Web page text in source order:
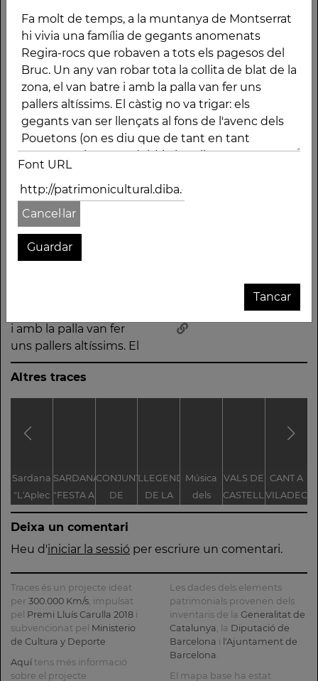
Font URL
Cancel·lar
Tancar
Roques anomenades
Pallers de pedra, a la
muntanya de
Montserrat
Descripció
Fa molt de temps, a la
Montserrat hi vivia una
família de gegants
anomenats Regira-
rocs que robaven a
tots els pagesos del
i amb la palla van fer
uns pallers altíssims. El
càstig no va trigar: els
llençats al fons de
l'avenc dels Pouetons
(on es diu que de tant
en tant ressonen els
seus udols) i els pallers
poden veure avui dia.
Altres traces
Sardana
"L'Aplec
d'Artés"
SARDANA
"FESTA A
CASTELLET"
CONJUNT
DE
LLEGENDES
VINCULADES
AL CAMÍ
LLEGENDA
DE LA
TROBALLA
MARE
CASTELLET
Música
dels
Pastorets
VALS DE
CASTELLET
CANT A
Deixa un comentari
Heu d'iniciar la sessió per escriure un comentari.
Traces és un projecte ideat
per 300.000 Km/s , impulsat
pel Premi Lluís Carulla 2018 i
subvencionat pel Ministerio
de Cultura y Deporte
Aquí tens més informació
sobre el projecte
Les dades dels elements
patrimonials provenen dels
inventaris de la Generalitat de
Catalunya , la Diputació de
Barcelona i l'Ajuntament de
Barcelona
El mapa base ha estat